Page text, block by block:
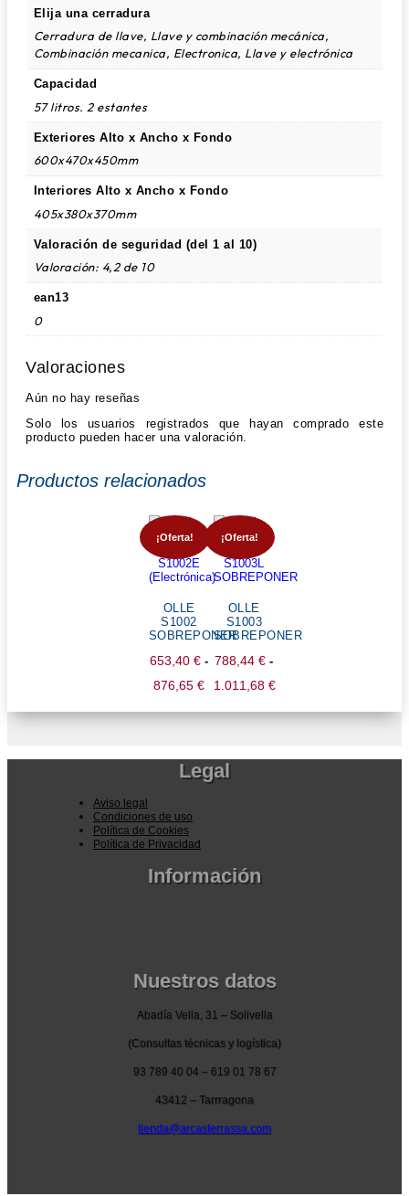
Elija una cerradura
Cerradura de llave, Llave y combinación mecánica,
Combinación mecanica, Electronica, Llave y electrónica
Capacidad
57 litros. 2 estantes
Exteriores Alto x Ancho x Fondo
600x470x450mm
Interiores Alto x Ancho x Fondo
405x380x370mm
Valoración de seguridad (del 1 al 10)
Valoración: 4,2 de 10
ean13
0
Valoraciones
Aún no hay reseñas
Solo los usuarios registrados que hayan comprado este
producto pueden hacer una valoración.
Productos relacionados
¡Oferta!
OLLE
S1002
SOBREPONER
653,40€ -
876,65€Rango
653,40 €
¡Oferta!
OLLE
S1003
SOBREPONER
788,44€ -
1.011,68 €
Legal
Aviso legal
Condiciones de uso
Política de Cookies
Política de Privacidad
Información
Nuestros datos
Abadía Vella, 31 – Solivella
(Consultas técnicas y logística)
93 789 40 04 – 619 01 78 67
43412 – Tarrragona
tienda@arcasterrassa.com